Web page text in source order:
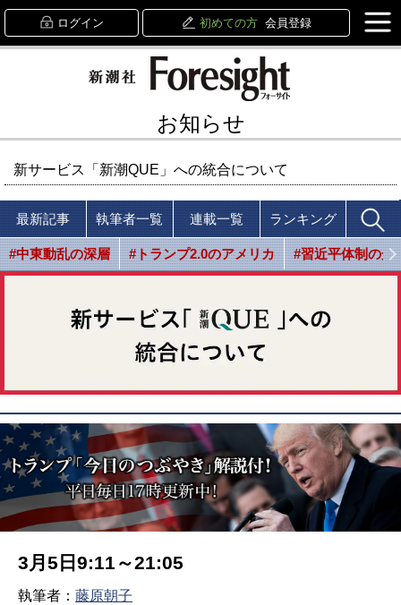
ログイン 初めての方 会員登録
お知らせ
新サービス「新潮QUE」への統合について
最新記事 執筆者一覧 連載一覧 ランキング
#中東動乱の深層 #トランプ2.0のアメリカ #習近平体制の光
3月5日9:11～21:05
執筆者： 藤原朝子